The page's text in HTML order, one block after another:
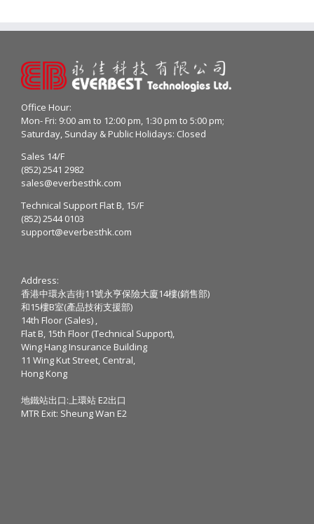
Office Hour:
Mon- Fri: 9:00 am to 12:00 pm, 1:30 pm to 5:00 pm;
Saturday, Sunday & Public Holidays: Closed
Sales 14/F
(852) 2541 2982
sales@everbesthk.com
Technical Support Flat B, 15/F
(852) 2544 0103
support@everbesthk.com
Address:
香港中環永吉街11號永亨保險大廈14樓(銷售部)
和15樓B室(產品技術支援部)
14th Floor (Sales) ,
Flat B, 15th Floor (Technical Support),
Wing Hang Insurance Building
11 Wing Kut Street, Central,
Hong Kong
地鐵站出口:上環站 E2出口
MTR Exit: Sheung Wan E2